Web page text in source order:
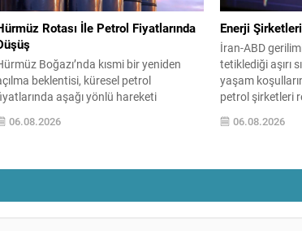
Rotası İle Petrol Fiyatlarında
Boğazı’nda kısmi bir yeniden
beklentisi, küresel petrol
aşağı yönlü hareketi
WTI ham petrol üç seanstan
varil başına yaklaşık 73 dolar
06.08.2026
Enerji
İran-ABD
tetiklediği aşırı
yaşam
petrol şirketleri
Enerji
yükselen talep,
06.08.2026